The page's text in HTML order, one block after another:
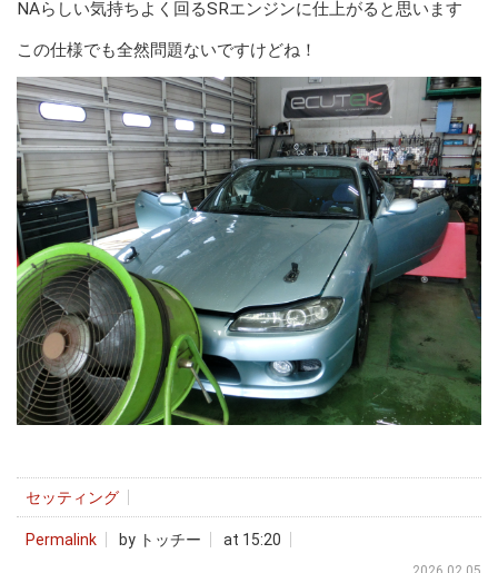
NAらしい気持ちよく回るSRエンジンに仕上がると思います
この仕様でも全然問題ないですけどね！
セッティング
Permalink by トッチー at 15:20